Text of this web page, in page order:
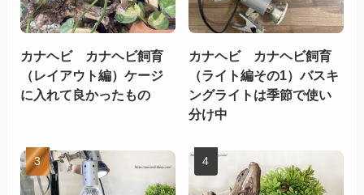
カナヘビ カナヘビ飼育
（レイアウト編）ケージ
に入れて良かったもの
カナヘビ カナヘビ飼育
（ライト編その1）バスキ
ングライトは季節で使い
分け中